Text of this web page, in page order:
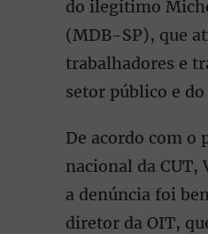
do ilegítimo
(MDB-SP), que
trabalhadores e
setor público e
De acordo com o
nacional da CUT,
a denúncia foi
diretor da OIT,